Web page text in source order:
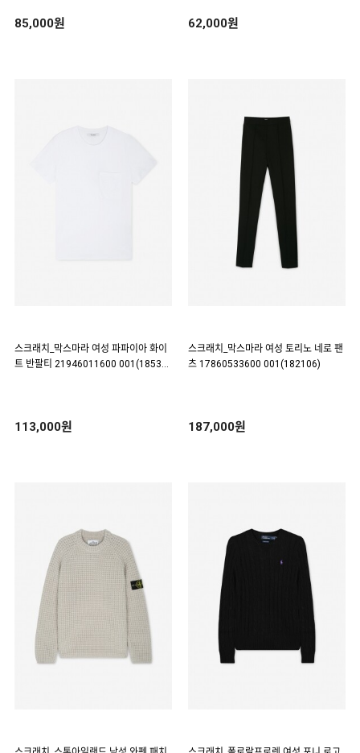
85,000원 62,000원
스크래치_막스마라 여성 파파이아 화이
트 반팔티 21946011600 001(18538
113,000원
스크래치_막스마라 여성 토리노 네로 팬
츠 17860533600 001(182106)
187,000원